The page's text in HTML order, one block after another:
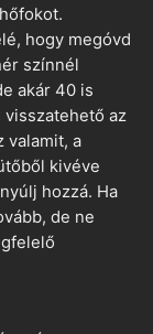
hogy megóvd
színnél
akár 40 is
az
valamit, a
kivéve
hozzá. Ha
de ne